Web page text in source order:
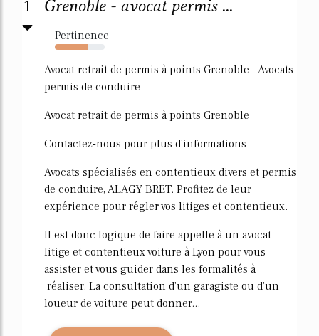
1
Grenoble - avocat permis ...
Pertinence
67%
Avocat retrait de permis à points Grenoble - Avocats
permis de conduire
Avocat retrait de permis à points Grenoble
Contactez-nous pour plus d'informations
Avocats spécialisés en contentieux divers et permis
de conduire, ALAGY BRET. Profitez de leur
expérience pour régler vos litiges et contentieux.
Il est donc logique de faire appelle à un avocat
litige et contentieux voiture à Lyon pour vous
assister et vous guider dans les formalités à
réaliser. La consultation d'un garagiste ou d'un
loueur de voiture peut donner...